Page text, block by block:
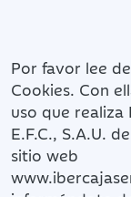
Por favor lee
Cookies. Con
uso que realiza
E.F.C., S.A.U.
sitio web